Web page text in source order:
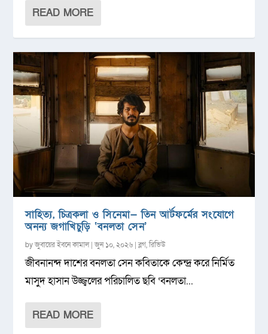
READ MORE
সাহিত্য, চিত্রকলা ও সিনেমা— তিন আর্টফর্মের সংযোগে
অনন্য জগাখিচুড়ি ‘বনলতা সেন’
byজুবায়ের ইবনে কামাল|জুন ১০, ২০২৬ |ব্লগ,রিভিউ
জীবনানন্দ দাশের বনলতা সেন কবিতাকে কেন্দ্র করে নির্মিত
মাসুদ হাসান উজ্জ্বলের পরিচালিত ছবি ‘বনলতা...
READ MORE